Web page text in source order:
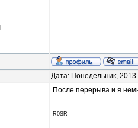
Дата: Понедельник,
После перерыва и я
R0SR